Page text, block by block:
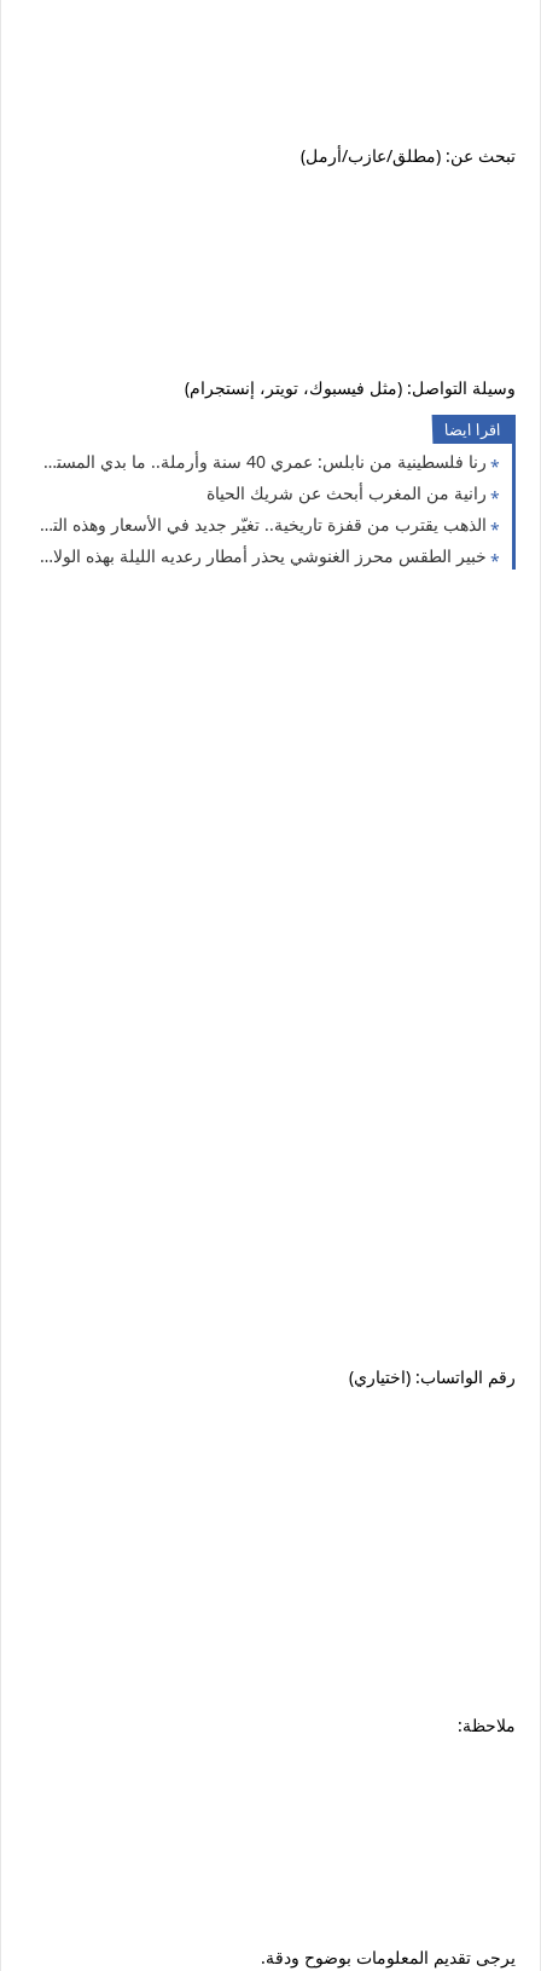
تبحث عن: (مطلق/عازب/أرمل)
وسيلة التواصل: (مثل فيسبوك، تويتر، إنستجرام)
اقرا ايضا
رنا فلسطينية من نابلس: عمري 40 سنة وأرملة.. ما بدي المستحيل، بدي شريك الحياة نعيش معه العمر بصدق
رانية من المغرب أبحث عن شريك الحياة
الذهب يقترب من قفزة تاريخية.. تغيّر جديد في الأسعار وهذه التفاصيل
خبير الطقس محرز الغنوشي يحذر أمطار رعديه الليلة بهذه الولايات
رقم الواتساب: (اختياري)
ملاحظة:
يرجى تقديم المعلومات بوضوح ودقة.